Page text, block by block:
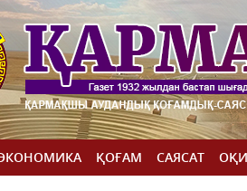
ҚОҒАМ САЯСАТ